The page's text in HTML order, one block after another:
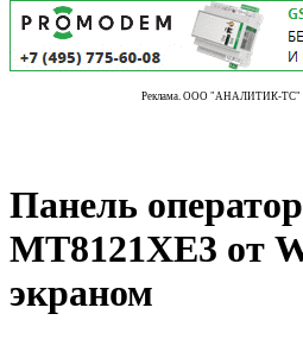
Реклама. ООО "АНАЛИТИК-ТС"
Панель
MT8121XE3 от
экраном